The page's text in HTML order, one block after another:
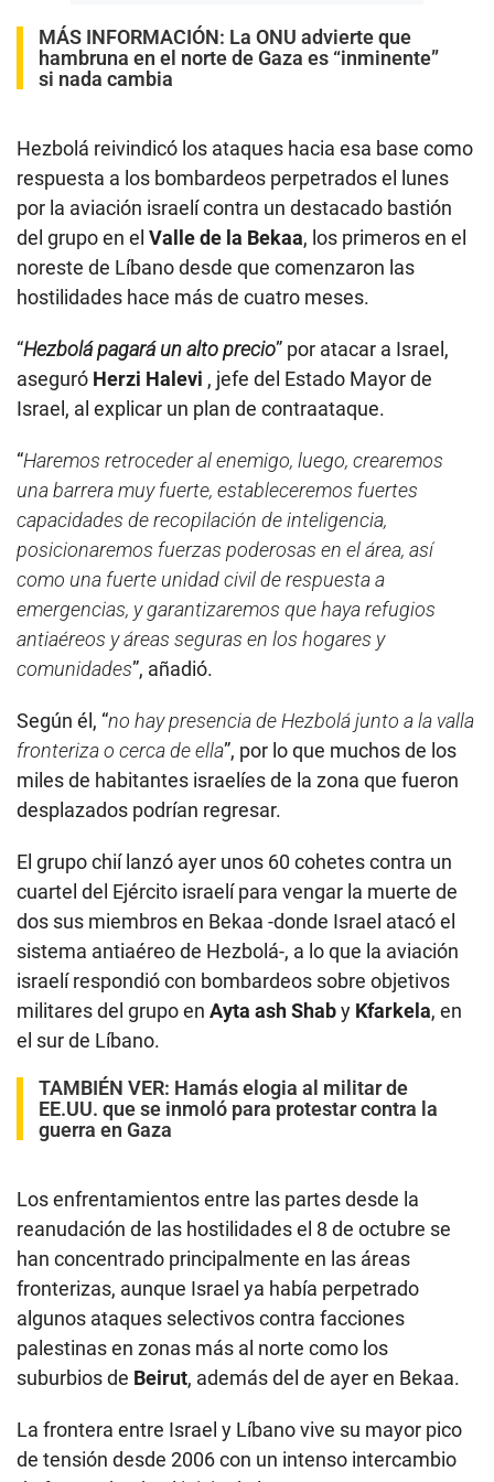
MÁS INFORMACIÓN: La ONU advierte que
hambruna en el norte de Gaza es “inminente”
si nada cambia
Hezbolá reivindicó los ataques hacia esa base como
respuesta a los bombardeos perpetrados el lunes
por la aviación israelí contra un destacado bastión
del grupo en el Valle de la Bekaa, los primeros en el
noreste de Líbano desde que comenzaron las
hostilidades hace más de cuatro meses.
“Hezbolá pagará un alto precio” por atacar a Israel,
aseguró Herzi Halevi , jefe del Estado Mayor de
Israel, al explicar un plan de contraataque.
“Haremos retroceder al enemigo, luego, crearemos
una barrera muy fuerte, estableceremos fuertes
capacidades de recopilación de inteligencia,
posicionaremos fuerzas poderosas en el área, así
como una fuerte unidad civil de respuesta a
emergencias, y garantizaremos que haya refugios
antiaéreos y áreas seguras en los hogares y
comunidades”, añadió.
Según él, “no hay presencia de Hezbolá junto a la valla
fronteriza o cerca de ella”, por lo que muchos de los
miles de habitantes israelíes de la zona que fueron
desplazados podrían regresar.
El grupo chií lanzó ayer unos 60 cohetes contra un
cuartel del Ejército israelí para vengar la muerte de
dos sus miembros en Bekaa -donde Israel atacó el
sistema antiaéreo de Hezbolá-, a lo que la aviación
israelí respondió con bombardeos sobre objetivos
militares del grupo en Ayta ash Shaby Kfarkela, en
el sur de Líbano.
TAMBIÉN VER: Hamás elogia al militar de
EE.UU. que se inmoló para protestar contra la
guerra en Gaza
Los enfrentamientos entre las partes desde la
reanudación de las hostilidades el 8 de octubre se
han concentrado principalmente en las áreas
fronterizas, aunque Israel ya había perpetrado
algunos ataques selectivos contra facciones
palestinas en zonas más al norte como los
suburbios de Beirut, además del de ayer en Bekaa.
La frontera entre Israel y Líbano vive su mayor pico
de tensión desde 2006 con un intenso intercambio